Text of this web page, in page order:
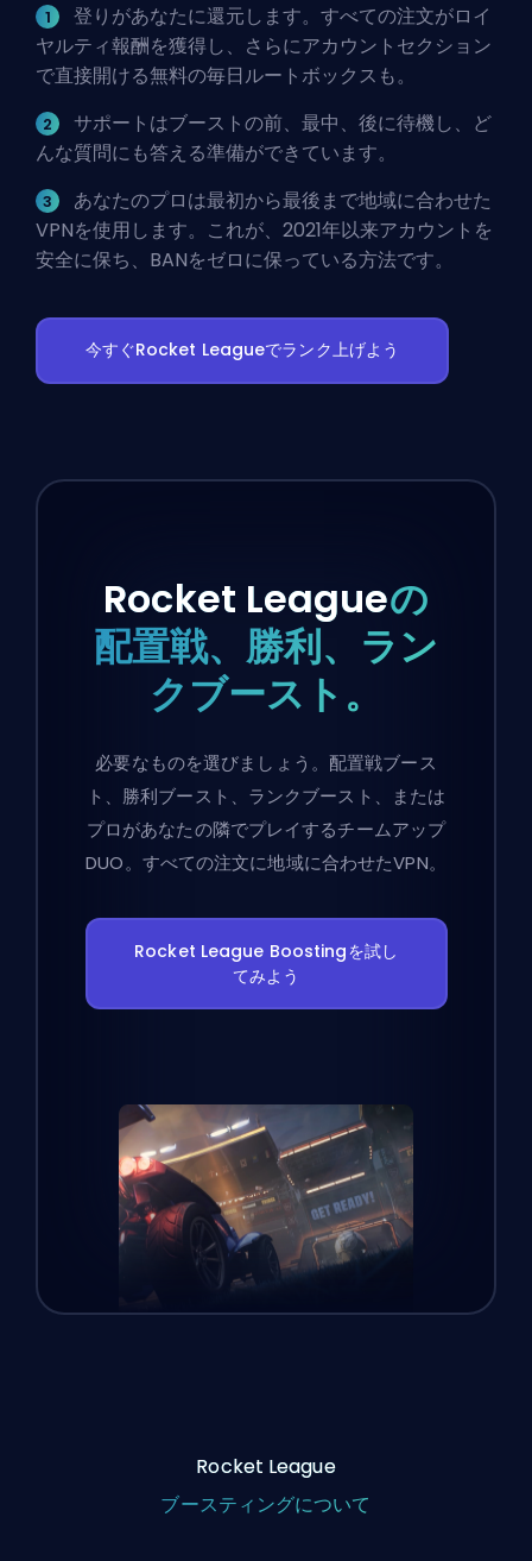
登りがあなたに還元します。すべての注文がロイ
ヤルティ報酬を獲得し、さらにアカウントセクション
で直接開ける無料の毎日ルートボックスも。
サポートはブーストの前、最中、後に待機し、ど
んな質問にも答える準備ができています。
あなたのプロは最初から最後まで地域に合わせた
VPNを使用します。これが、2021年以来アカウントを
安全に保ち、BANをゼロに保っている方法です。
今すぐRocket Leagueでランク上げよう
Rocket Leagueの
配置戦、勝利、ラン
クブースト。
必要なものを選びましょう。配置戦ブース
ト、勝利ブースト、ランクブースト、または
プロがあなたの隣でプレイするチームアップ
DUO。すべての注文に地域に合わせたVPN。
Rocket League Boostingを試し
てみよう
Rocket League
ブースティングについて